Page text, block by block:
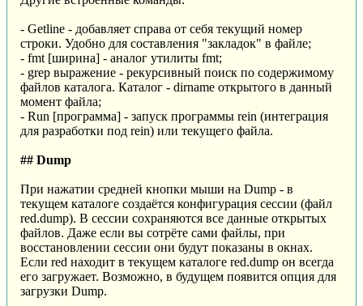
- Getline - добавляет справа от себя текущий номер
строки. Удобно для составления "закладок" в файле;
- fmt [ширина] - аналог утилиты fmt;
- grep выражение - рекурсивный поиск по содержимому
файлов каталога. Каталог - dirname открытого в данный
момент файла;
- Run [программа] - запуск программы rein (интеграция
для разработки под rein) или текущего файла.
## Dump
При нажатии средней кнопки мыши на Dump - в
текущем каталоге создаётся конфигурация сессии (файл
red.dump). В сессии сохраняются все данные открытых
файлов. Даже если вы сотрёте сами файлы, при
восстановлении сессии они будут показаны в окнах.
Если red находит в текущем каталоге red.dump он всегда
его загружает. Возможно, в будущем появится опция для
загрузки Dump.